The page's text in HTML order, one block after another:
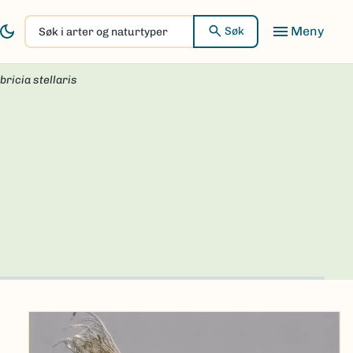
Søk
i
arter
og
Søk
stellaris